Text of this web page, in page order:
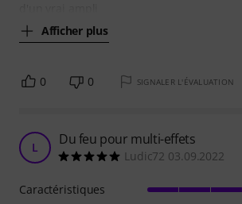
Afficher plus
0 0 SIGNALER L'ÉVALUATION
L Du feu pour multi-effets
Ludic72 03.09.2022
Caractéristiques